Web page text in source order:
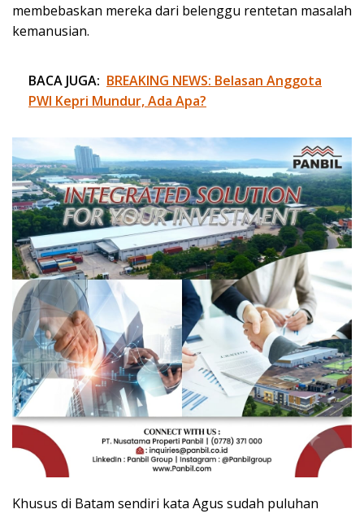
membebaskan mereka dari belenggu rentetan masalah
kemanusian.
BACA JUGA: BREAKING NEWS: Belasan Anggota
PWI Kepri Mundur, Ada Apa?
Khusus di Batam sendiri kata Agus sudah puluhan